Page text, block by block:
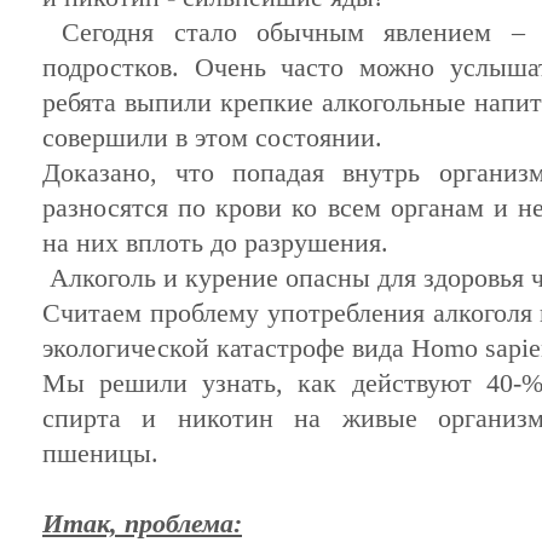
Сегодня стало обычным явлением –
подростков. Очень часто можно
ребята выпили крепкие алкогольные
совершили в этом состоянии.
Доказано, что попадая внутрь
разносятся по крови ко всем органам и
на них вплоть до разрушения.
Алкоголь и курение опасны для здоровья
Считаем проблему употребления
экологической катастрофе вида Homo
Мы решили узнать, как действуют 40-
спирта и никотин на живые
пшеницы.
Итак, проблема: